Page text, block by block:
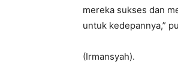
mereka sukses dan
untuk kedepannya,”
(Irmansyah).